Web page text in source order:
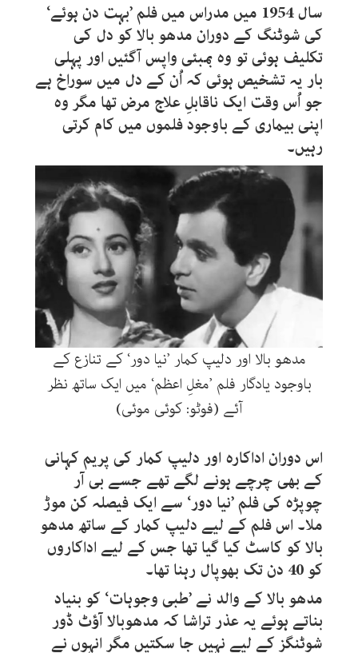
سال 1954 میں مدراس میں فلم ’بہت دن ہوئے‘
کی شوٹنگ کے دوران مدھو بالا کو دل کی
تکلیف ہوئی تو وہ بمبئی واپس آگئیں اور پہلی
بار یہ تشخیص ہوئی کہ اُن کے دل میں سوراخ ہے
جو اُس وقت ایک ناقابلِ علاج مرض تھا مگر وہ
اپنی بیماری کے باوجود فلموں میں کام کرتی
رہیں۔
مدھو بالا اور دلیپ کمار ’نیا دور‘ کے تنازع کے
باوجود یادگار فلم ’مغلِ اعظم‘ میں ایک ساتھ نظر
آئے (فوٹو: کوئی موئی)
اس دوران اداکارہ اور دلیپ کمار کی پریم کہانی
کے بھی چرچے ہونے لگے تھے جسے بی آر
چوپڑہ کی فلم ’نیا دور‘ سے ایک فیصلہ کن موڑ
ملا۔ اس فلم کے لیے دلیپ کمار کے ساتھ مدھو
بالا کو کاسٹ کیا گیا تھا جس کے لیے اداکاروں
کو 40 دن تک بھوپال رہنا تھا۔
مدھو بالا کے والد نے ’طبی وجوہات‘ کو بنیاد
بناتے ہوئے یہ عذر تراشا کہ مدھوبالا آؤٹ ڈور
شوٹنگز کے لیے نہیں جا سکتیں مگر انہوں نے